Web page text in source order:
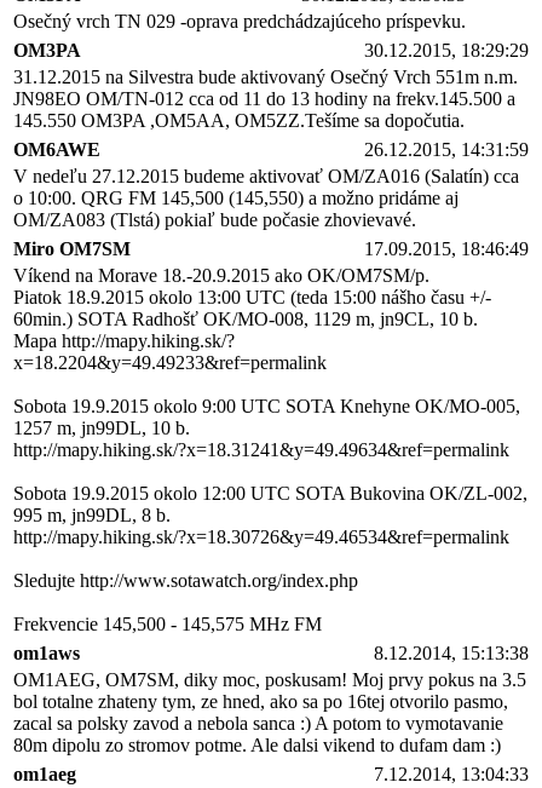
Osečný vrch TN 029 -oprava predchádzajúceho príspevku.
OM3PA
30.12.2015, 18:29:29
31.12.2015 na Silvestra bude aktivovaný Osečný Vrch 551m n.m.
JN98EO OM/TN-012 cca od 11 do 13 hodiny na frekv.145.500 a
145.550 OM3PA ,OM5AA, OM5ZZ.Tešíme sa dopočutia.
OM6AWE
26.12.2015, 14:31:59
V nedeľu 27.12.2015 budeme aktivovať OM/ZA016 (Salatín) cca
o 10:00. QRG FM 145,500 (145,550) a možno pridáme aj
OM/ZA083 (Tlstá) pokiaľ bude počasie zhovievavé.
Miro OM7SM
17.09.2015, 18:46:49
Víkend na Morave 18.-20.9.2015 ako OK/OM7SM/p.
Piatok 18.9.2015 okolo 13:00 UTC (teda 15:00 nášho času +/-
60min.) SOTA Radhošť OK/MO-008, 1129 m, jn9CL, 10 b.
Mapa http://mapy.hiking.sk/?
x=18.2204&y=49.49233&ref=permalink
Sobota 19.9.2015 okolo 9:00 UTC SOTA Knehyne OK/MO-005,
1257 m, jn99DL, 10 b.
http://mapy.hiking.sk/?x=18.31241&y=49.49634&ref=permalink
Sobota 19.9.2015 okolo 12:00 UTC SOTA Bukovina OK/ZL-002,
995 m, jn99DL, 8 b.
http://mapy.hiking.sk/?x=18.30726&y=49.46534&ref=permalink
Sledujte http://www.sotawatch.org/index.php
Frekvencie 145,500 - 145,575 MHz FM
om1aws
8.12.2014, 15:13:38
OM1AEG, OM7SM, diky moc, poskusam! Moj prvy pokus na 3.5
bol totalne zhateny tym, ze hned, ako sa po 16tej otvorilo pasmo,
zacal sa polsky zavod a nebola sanca :) A potom to vymotavanie
80m dipolu zo stromov potme. Ale dalsi vikend to dufam dam :)
om1aeg
7.12.2014, 13:04:33